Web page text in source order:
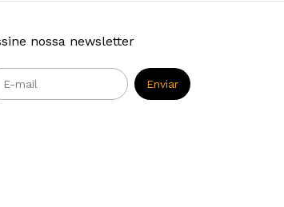
nossa newsletter